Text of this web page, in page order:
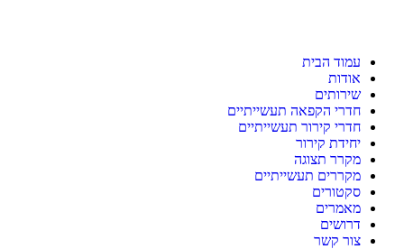
עמוד הבית
אודות
שירותים
חדרי הקפאה תעשייתיים
חדרי קירור תעשייתיים
יחידת קירור
מקרר תצוגה
מקררים תעשייתיים
סקטורים
מאמרים
דרושים
צור קשר